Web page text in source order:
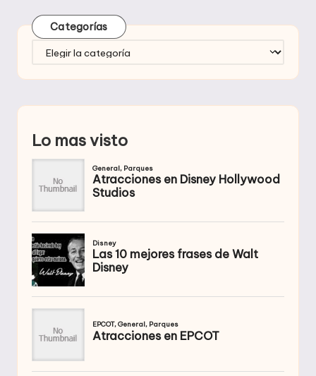
Categorías
Categorías
Lo mas visto